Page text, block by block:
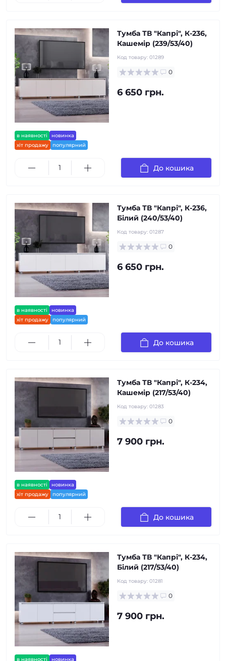
в наявності
новинка
хіт продажу
популярний
Тумба ТВ "Капрі", К-236,
Кашемір (239/53/40)
Код товару: 01289
0
6 650 грн.
До кошика
в наявності
новинка
хіт продажу
популярний
Тумба ТВ "Капрі", К-236,
Білий (240/53/40)
Код товару: 01287
0
6 650 грн.
До кошика
в наявності
новинка
хіт продажу
популярний
Тумба ТВ "Капрі", К-234,
Кашемір (217/53/40)
Код товару: 01283
0
7 900 грн.
До кошика
в наявності новинка
Тумба ТВ "Капрі", К-234,
Білий (217/53/40)
Код товару: 01281
0
7 900 грн.